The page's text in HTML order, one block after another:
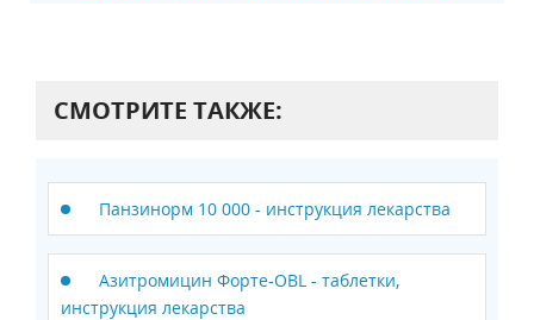
СМОТРИТЕ ТАКЖЕ:
Панзинорм 10 000 - инструкция лекарства
Азитромицин Форте-OBL - таблетки,
инструкция лекарства